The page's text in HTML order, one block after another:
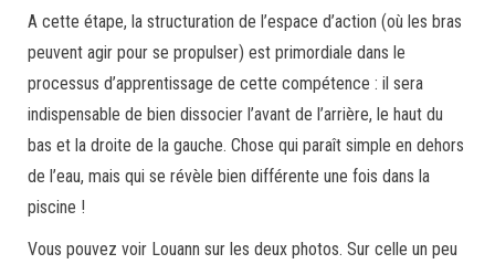
A cette étape, la structuration de l’espace d’action (où les bras
peuvent agir pour se propulser) est primordiale dans le
processus d’apprentissage de cette compétence : il sera
indispensable de bien dissocier l’avant de l’arrière, le haut du
bas et la droite de la gauche. Chose qui paraît simple en dehors
de l’eau, mais qui se révèle bien différente une fois dans la
piscine !
Vous pouvez voir Louann sur les deux photos. Sur celle un peu